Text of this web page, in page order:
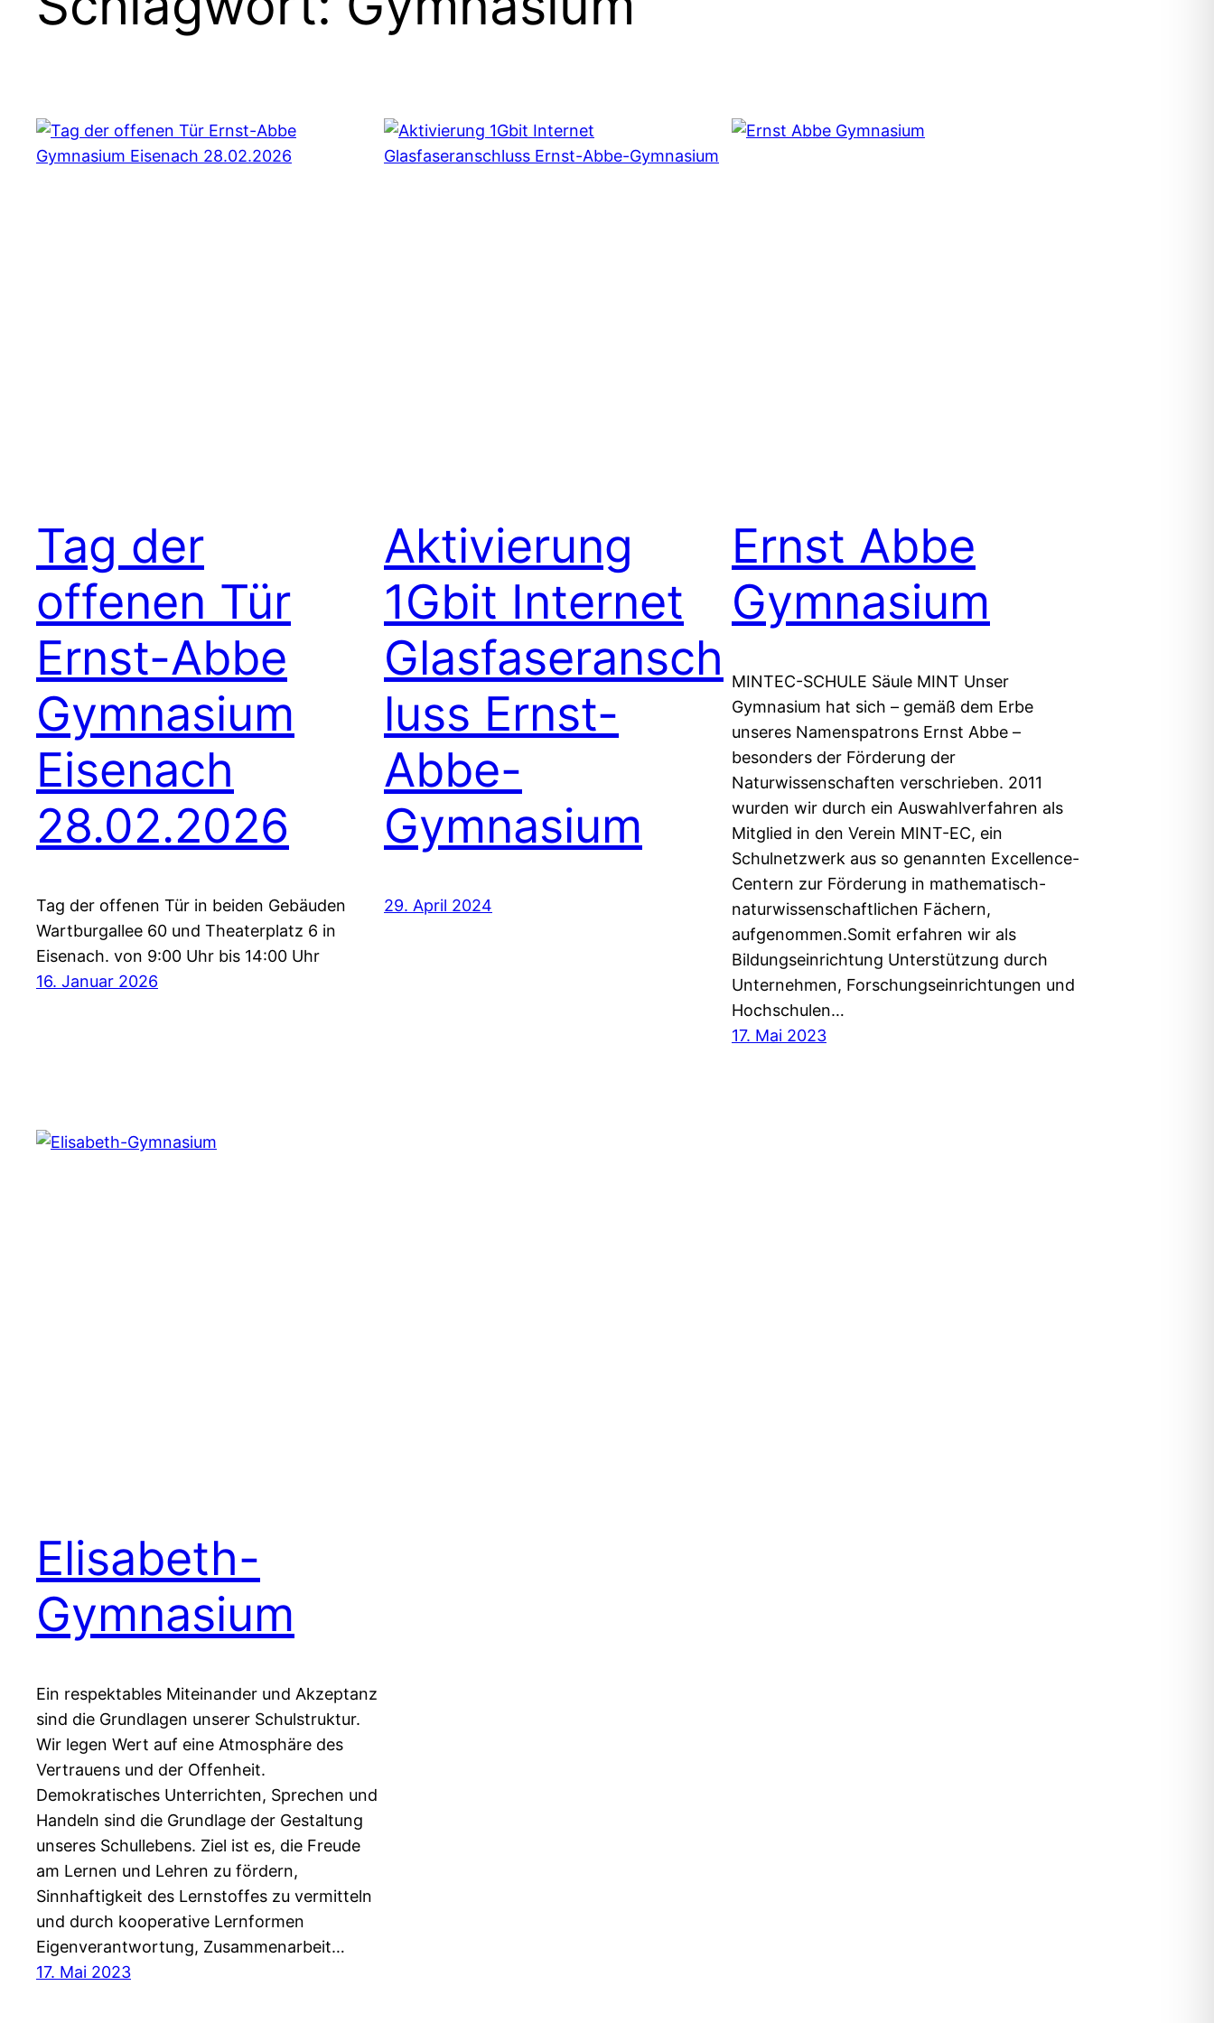
Tag der
offenen Tür
Ernst-Abbe
Gymnasium
Eisenach
28.02.2026
Tag der offenen Tür in beiden Gebäuden
Wartburgallee 60 und Theaterplatz 6 in
Eisenach. von 9:00 Uhr bis 14:00 Uhr
16. Januar 2026
Aktivierung
1Gbit Internet
Glasfaseransch
luss Ernst-
Abbe-
Gymnasium
29. April 2024
Ernst Abbe
Gymnasium
MINTEC-SCHULE Säule MINT Unser
Gymnasium hat sich – gemäß dem Erbe
unseres Namenspatrons Ernst Abbe –
besonders der Förderung der
Naturwissenschaften verschrieben. 2011
wurden wir durch ein Auswahlverfahren als
Mitglied in den Verein MINT-EC, ein
Schulnetzwerk aus so genannten Excellence-
Centern zur Förderung in mathematisch-
naturwissenschaftlichen Fächern,
aufgenommen.Somit erfahren wir als
Bildungseinrichtung Unterstützung durch
Unternehmen, Forschungseinrichtungen und
Hochschulen…
17. Mai 2023
Elisabeth-
Gymnasium
Ein respektables Miteinander und Akzeptanz
sind die Grundlagen unserer Schulstruktur.
Wir legen Wert auf eine Atmosphäre des
Vertrauens und der Offenheit.
Demokratisches Unterrichten, Sprechen und
Handeln sind die Grundlage der Gestaltung
unseres Schullebens. Ziel ist es, die Freude
am Lernen und Lehren zu fördern,
Sinnhaftigkeit des Lernstoffes zu vermitteln
und durch kooperative Lernformen
Eigenverantwortung, Zusammenarbeit…
17. Mai 2023